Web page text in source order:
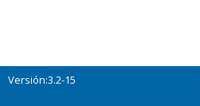
Versión:3.2-15